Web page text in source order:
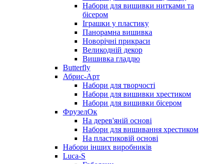
Набори для вишивки нитками та
бісером
Іграшки у пластику
Панорамна вишивка
Новорічні прикраси
Великодній декор
Вишивка гладдю
Butterfly
Абрис-Арт
Набори для творчості
Набори для вишивки хрестиком
Набори для вишивки бісером
ФрузелОк
На дерев'яній основі
Набори для вишивання хрестиком
На пластиковій основі
Набори інших виробників
Luca-S